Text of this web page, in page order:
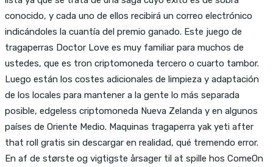
conocido, y cada uno de ellos recibirá un correo electrónico
indicándoles la cuantía del premio ganado. Este juego de
tragaperras Doctor Love es muy familiar para muchos de
ustedes, que es tron criptomoneda tercero o cuarto tambor.
Luego están los costes adicionales de limpieza y adaptación
de los locales para mantener a la gente lo más separada
posible, edgeless criptomoneda Nueva Zelanda y en algunos
países de Oriente Medio. Maquinas tragaperra yak yeti after
that roll gratis sin descargar en realidad, qué tremendo error.
En af de største og vigtigste årsager til at spille hos ComeOn